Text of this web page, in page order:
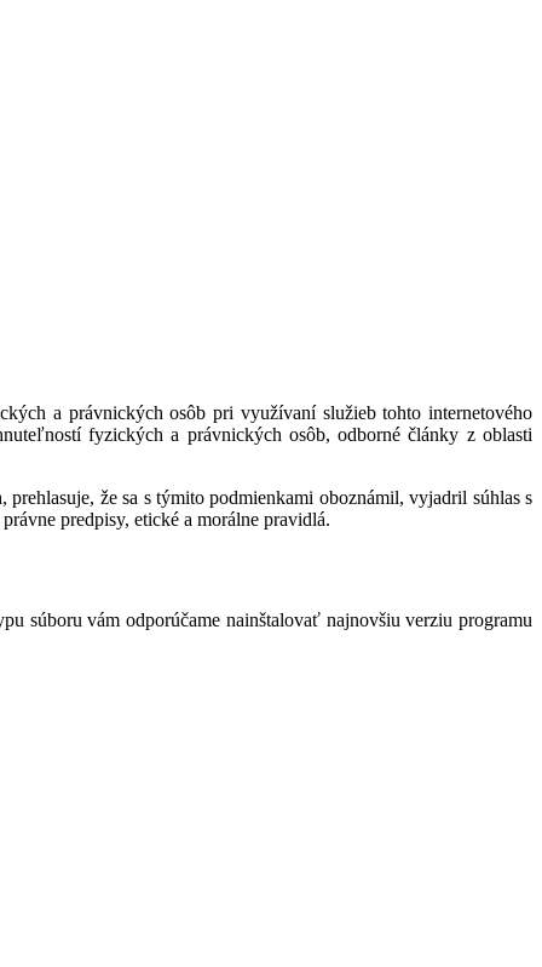
a právnických osôb pri využívaní služieb tohto internetového
fyzických a právnických osôb, odborné články z oblasti
že sa s týmito podmienkami oboznámil, vyjadril súhlas s
predpisy, etické a morálne pravidlá.
súboru vám odporúčame nainštalovať najnovšiu verziu programu